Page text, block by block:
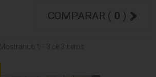
COMPARAR ( 0 )
Mostrando 1 - 3 de 3 items